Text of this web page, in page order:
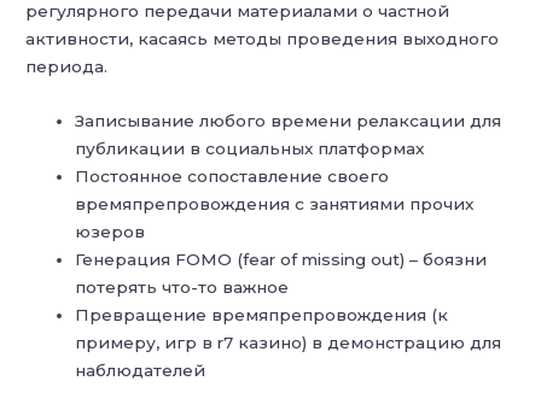
регулярного передачи материалами о частной
активности, касаясь методы проведения выходного
периода.
Записывание любого времени релаксации для
публикации в социальных платформах
Постоянное сопоставление своего
времяпрепровождения с занятиями прочих
юзеров
Генерация FOMO (fear of missing out) – боязни
потерять что-то важное
Превращение времяпрепровождения (к
примеру, игр в r7 казино) в демонстрацию для
наблюдателей